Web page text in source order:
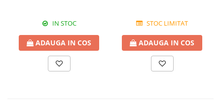
IN STOC
ADAUGA IN COS
STOC LIMITAT
ADAUGA IN COS